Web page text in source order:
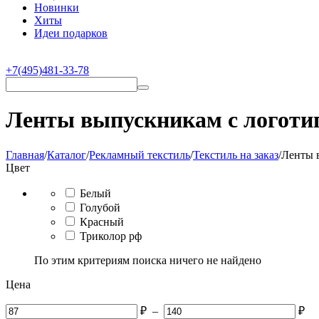
Новинки
Хиты
Идеи подарков
+7(495)481-33-78
Ленты выпускникам с
Главная/Каталог/Рекламный текстиль/Текстиль на заказ/Ленты
Цвет
Белый
Голубой
Красный
Триколор рф
По этим критериям поиска ничего не найдено
Цена
₽ – ₽